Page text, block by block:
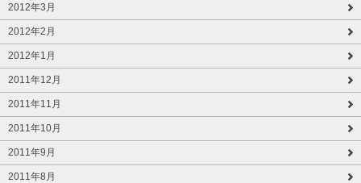
2012年3月
2012年2月
2012年1月
2011年12月
2011年11月
2011年10月
2011年9月
2011年8月